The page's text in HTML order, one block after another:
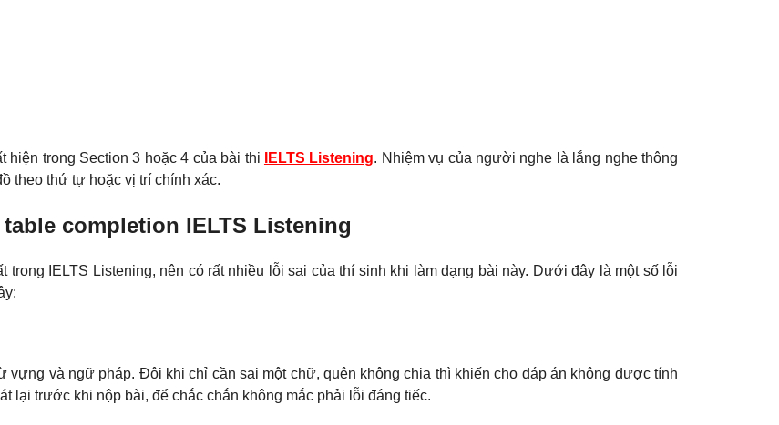
hiện trong Section 3 hoặc 4 của bài thi IELTS Listening. Nhiệm vụ của người nghe là lắng nghe thông
theo thứ tự hoặc vị trí chính xác.
completion IELTS Listening
IELTS Listening, nên có rất nhiều lỗi sai của thí sinh khi làm dạng bài này. Dưới đây là một số lỗi
vựng và ngữ pháp. Đôi khi chỉ cần sai một chữ, quên không chia thì khiến cho đáp án không được tính
lại trước khi nộp bài, để chắc chắn không mắc phải lỗi đáng tiếc.